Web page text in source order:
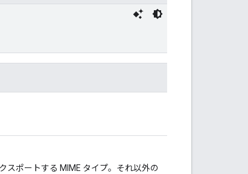
スポートする MIME タイプ。それ以外の